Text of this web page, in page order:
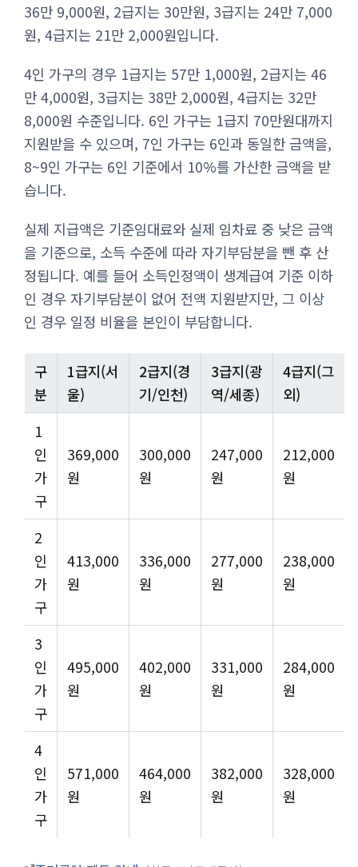
36만 9,000원, 2급지는 30만원, 3급지는 24만 7,000
원, 4급지는 21만 2,000원입니다.
4인 가구의 경우 1급지는 57만 1,000원, 2급지는 46
만 4,000원, 3급지는 38만 2,000원, 4급지는 32만
8,000원 수준입니다. 6인 가구는 1급지 70만원대까지
지원받을 수 있으며, 7인 가구는 6인과 동일한 금액을,
8~9인 가구는 6인 기준에서 10%를 가산한 금액을 받
습니다.
실제 지급액은 기준임대료와 실제 임차료 중 낮은 금액
을 기준으로, 소득 수준에 따라 자기부담분을 뺀 후 산
정됩니다. 예를 들어 소득인정액이 생계급여 기준 이하
인 경우 자기부담분이 없어 전액 지원받지만, 그 이상
인 경우 일정 비율을 본인이 부담합니다.
구
분
1급지(서
울)
2급지(경
기/인천)
3급지(광
역/세종)
4급지(그
외)
1
인
가
구
369,000
원
300,000
원
247,000
원
212,000
원
2
인
가
구
413,000
원
336,000
원
277,000
원
238,000
원
3
인
가
구
495,000
원
402,000
원
331,000
원
284,000
원
4
인
가
구
571,000
원
464,000
원
382,000
원
328,000
원